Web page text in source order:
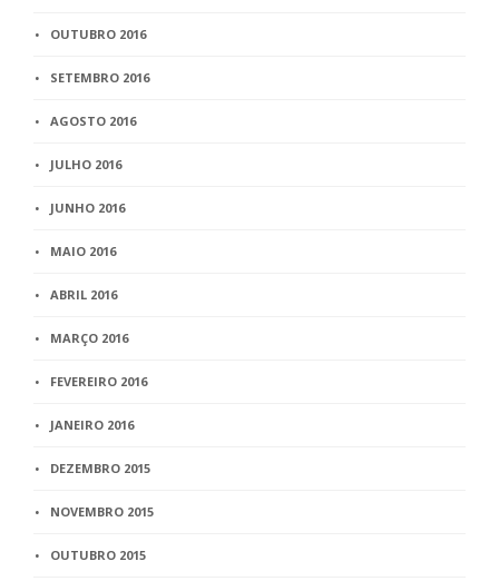
OUTUBRO 2016
SETEMBRO 2016
AGOSTO 2016
JULHO 2016
JUNHO 2016
MAIO 2016
ABRIL 2016
MARÇO 2016
FEVEREIRO 2016
JANEIRO 2016
DEZEMBRO 2015
NOVEMBRO 2015
OUTUBRO 2015